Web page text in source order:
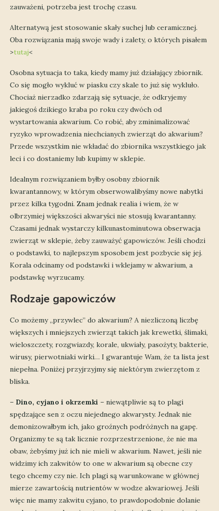
zauważeni, potrzeba jest trochę czasu.
Alternatywą jest stosowanie skały suchej lub ceramicznej.
Oba rozwiązania mają swoje wady i zalety, o których pisałem
>tutaj<
Osobna sytuacja to taka, kiedy mamy już działający zbiornik.
Co się mogło wykluć w piasku czy skale to już się wykluło.
Chociaż nierzadko zdarzają się sytuacje, że odkryjemy
jakiegoś dzikiego kraba po roku czy dwóch od
wystartowania akwarium. Co robić, aby zminimalizować
ryzyko wprowadzenia niechcianych zwierząt do akwarium?
Przede wszystkim nie wkładać do zbiornika wszystkiego jak
leci i co dostaniemy lub kupimy w sklepie.
Idealnym rozwiązaniem byłby osobny zbiornik
kwarantannowy, w którym obserwowalibyśmy nowe nabytki
przez kilka tygodni. Znam jednak realia i wiem, że w
olbrzymiej większości akwaryści nie stosują kwarantanny.
Czasami jednak wystarczy kilkunastominutowa obserwacja
zwierząt w sklepie, żeby zauważyć gapowiczów. Jeśli chodzi
o podstawki, to najlepszym sposobem jest pozbycie się jej.
Korala odcinamy od podstawki i wklejamy w akwarium, a
podstawkę wyrzucamy.
Rodzaje gapowiczów
Co możemy „przywlec” do akwarium? A niezliczoną liczbę
większych i mniejszych zwierząt takich jak krewetki, ślimaki,
wieloszczety, rozgwiazdy, korale, ukwiały, pasożyty, bakterie,
wirusy, pierwotniaki wirki… I gwarantuje Wam, że ta lista jest
niepełna. Poniżej przyjrzyjmy się niektórym zwierzętom z
bliska.
– Dino, cyjano i okrzemki – niewątpliwie są to plagi
spędzające sen z oczu niejednego akwarysty. Jednak nie
demonizowałbym ich, jako groźnych podróżnych na gapę.
Organizmy te są tak licznie rozprzestrzenione, że nie ma
obaw, żebyśmy już ich nie mieli w akwarium. Nawet, jeśli nie
widzimy ich zakwitów to one w akwarium są obecne czy
tego chcemy czy nie. Ich plagi są warunkowane w głównej
mierze zawartością nutrientów w wodze akwariowej. Jeśli
więc nie mamy zakwitu cyjano, to prawdopodobnie dolanie